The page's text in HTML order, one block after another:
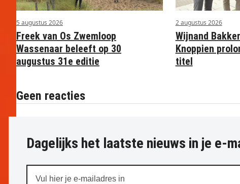
5 augustus 2026
Freek van Os Zwemloop
Wassenaar beleeft op 30
augustus 31e editie
2 augustus 2026
Wijnand
Knoppien
titel
Geen reacties
Dagelijks het laatste nieuws in je e-